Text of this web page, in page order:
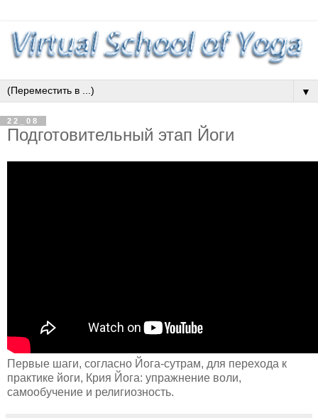
▼
22_08
Подготовительный этап Йоги
Первые шаги, согласно Йога-сутрам, для перехода к
практике йоги, Крия Йога: упражнение воли,
самообучение и религиозность.